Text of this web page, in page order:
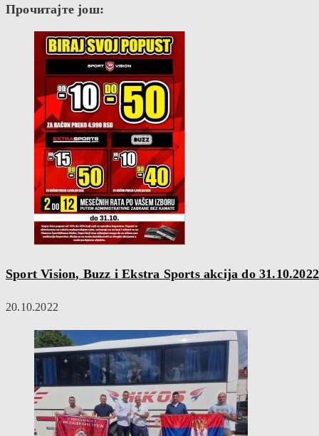
Прочитајте још:
Sport Vision, Buzz i Ekstra Sports akcija do
20.10.2022